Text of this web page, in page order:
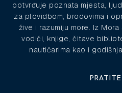
potvrđuje poznata mjesta,
za plovidbom, brodovima i
žive i razumiju more. Iz
vodiči, knjige, čitave
nautičarima kao i